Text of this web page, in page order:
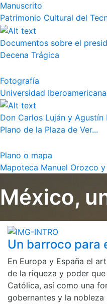
Manuscrito
Patrimonio Cultural del
Documentos sobre el
Decena Trágica
Fotografía
Universidad Iberoamericana
Don Carlos Luján y
Plano de la Plaza de Ver...
Plano o mapa
Mapoteca Manuel Orozco y
México,
Un barroco para
En Europa y España el
de la riqueza y poder
Católica, así como una
gobernantes y la